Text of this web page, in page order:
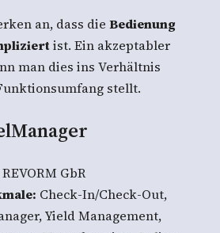
an, dass die Bedienung
ist. Ein akzeptabler
man dies ins Verhältnis
stellt.
REVORM GbR
Check-In/Check-Out,
Yield Management,